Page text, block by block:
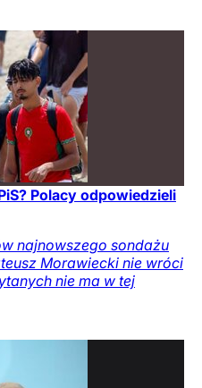
Polacy odpowiedzieli
najnowszego sondażu
Morawiecki nie wróci
nie ma w tej